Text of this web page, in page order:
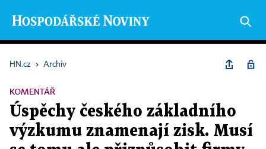
HN.cz › Archiv
KOMENTÁŘ
Úspěchy českého základního
výzkumu znamenají zisk. Musí